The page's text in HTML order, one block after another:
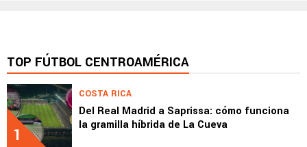
TOP FÚTBOL CENTROAMÉRICA
1
COSTA RICA
Del Real Madrid a Saprissa: cómo funciona
la gramilla híbrida de La Cueva